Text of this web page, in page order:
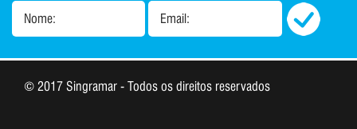
Nome: Email:
© 2017 Singramar - Todos os direitos reservados